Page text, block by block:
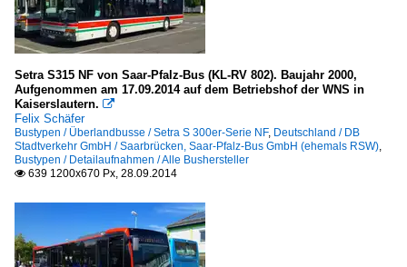
Setra S315 NF von Saar-Pfalz-Bus (KL-RV 802). Baujahr 2000,
Aufgenommen am 17.09.2014 auf dem Betriebshof der WNS in
Kaiserslautern. 
Felix Schäfer
Bustypen / Überlandbusse / Setra S 300er-Serie NF, Deutschland / DB
Stadtverkehr GmbH / Saarbrücken, Saar-Pfalz-Bus GmbH (ehemals RSW),
Bustypen / Detailaufnahmen / Alle Bushersteller
 639 1200x670 Px, 28.09.2014